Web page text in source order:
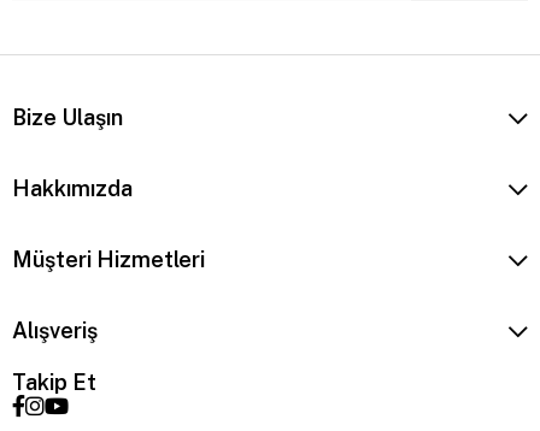
Bize Ulaşın
Hakkımızda
Müşteri Hizmetleri
Alışveriş
Takip Et